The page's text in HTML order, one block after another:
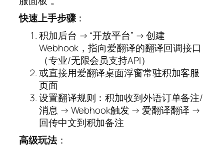
快速上手步骤：
积加后台 → “开放平台” → 创建
Webhook，指向爱翻译的翻译回调接口
（专业/无限会员支持API）
或直接用爱翻译桌面浮窗常驻积加客服
页面
设置翻译规则：积加收到外语订单备注/
消息 → Webhook触发 → 爱翻译翻译 →
回传中文到积加备注
高级玩法：